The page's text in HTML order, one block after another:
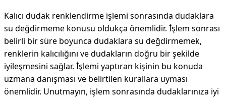
Kalıcı dudak renklendirme işlemi sonrasında dudaklara
su değdirmeme konusu oldukça önemlidir. İşlem sonrası
belirli bir süre boyunca dudaklara su değdirmemek,
renklerin kalıcılığını ve dudakların doğru bir şekilde
iyileşmesini sağlar. İşlemi yaptıran kişinin bu konuda
uzmana danışması ve belirtilen kurallara uyması
önemlidir. Unutmayın, işlem sonrasında dudaklarınıza iyi